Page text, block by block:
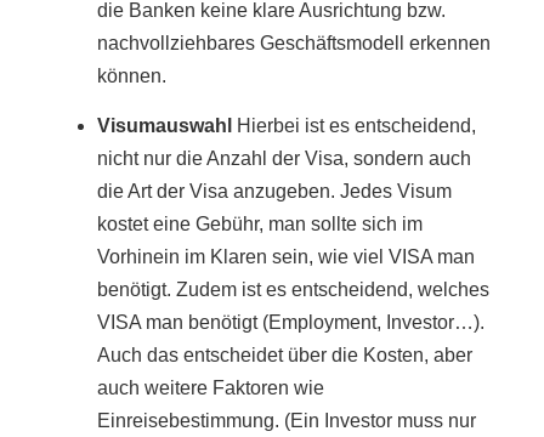
die Banken keine klare Ausrichtung bzw.
nachvollziehbares Geschäftsmodell erkennen
können.
Visumauswahl
Hierbei ist es entscheidend,
nicht nur die Anzahl der Visa, sondern auch
die Art der Visa anzugeben. Jedes Visum
kostet eine Gebühr, man sollte sich im
Vorhinein im Klaren sein, wie viel VISA man
benötigt. Zudem ist es entscheidend, welches
VISA man benötigt (Employment, Investor…).
Auch das entscheidet über die Kosten, aber
auch weitere Faktoren wie
Einreisebestimmung. (Ein Investor muss nur